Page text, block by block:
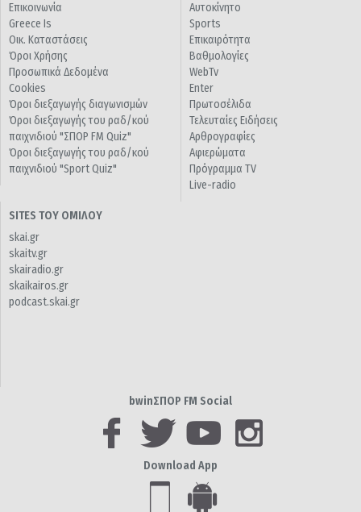
Επικοινωνία
Greece Is
Οικ. Καταστάσεις
Όροι Χρήσης
Προσωπικά Δεδομένα
Cookies
Όροι διεξαγωγής διαγωνισμών
Όροι διεξαγωγής του ραδ/κού
παιχνιδιού "ΣΠΟΡ FM Quiz"
Όροι διεξαγωγής του ραδ/κού
παιχνιδιού "Sport Quiz"
Αυτοκίνητο
Sports
Επικαιρότητα
Βαθμολογίες
WebTv
Enter
Πρωτοσέλιδα
Τελευταίες Ειδήσεις
Αρθρογραφίες
Αφιερώματα
Πρόγραμμα TV
Live-radio
SITES ΤΟΥ ΟΜΙΛΟΥ
skai.gr
skaitv.gr
skairadio.gr
skaikairos.gr
podcast.skai.gr
bwinΣΠΟΡ FM Social
Download App